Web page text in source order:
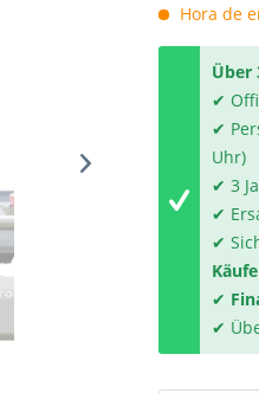
Hora de
Über
✔
✔
Uhr)
✔ 3
✔
✔
✔
✔